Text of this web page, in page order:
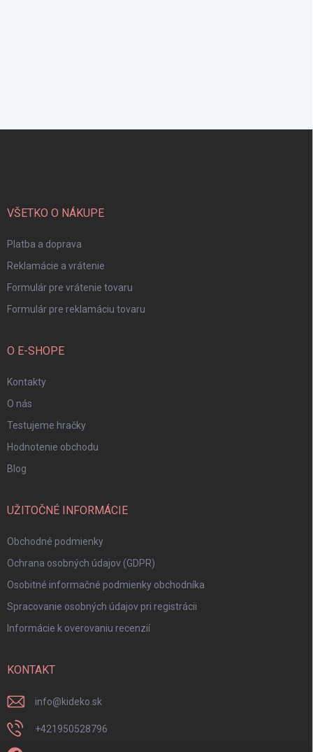
VŠETKO O NÁKUPE
Platba a doprava
Reklamácie a vrátenie
Formulár pre vrátenie tovaru
Formulár pre reklamáciu tovaru
O E-SHOPE
Kontakty
O nás
Testujeme hračky
Hodnotenie obchodu
Blog
UŽITOČNÉ INFORMÁCIE
Obchodné podmienky
Ochrana osobných údajov (GDPR)
Osobitné informačné podmienky obchodníka
Spracovanie osobných údajov pri registrácii
Informácie k overovaniu recenzií
KONTAKT
info@kideko.sk
+421950528796